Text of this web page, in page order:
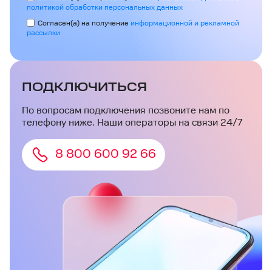
политикой обработки персональных данных
Согласен(а) на получение информационной и рекламной
рассылки
ПОДКЛЮЧИТЬСЯ
По вопросам подключения позвоните нам по
телефону ниже. Наши операторы на связи 24/7
8 800 600 92 66